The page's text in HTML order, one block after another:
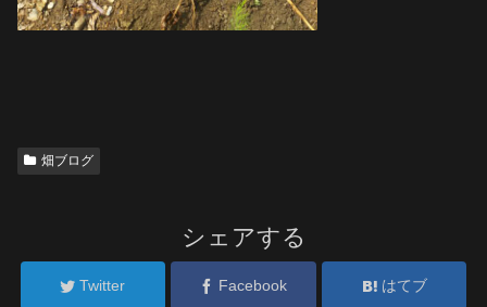
畑ブログ
シェアする
Twitter Facebook はてブ